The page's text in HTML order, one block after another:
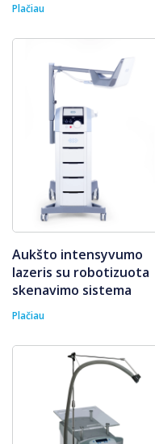
Plačiau
Aukšto intensyvumo
lazeris su robotizuota
skenavimo sistema
Plačiau